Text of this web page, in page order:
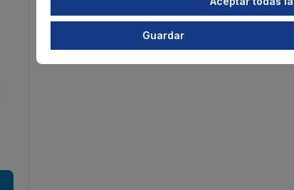
Guardar